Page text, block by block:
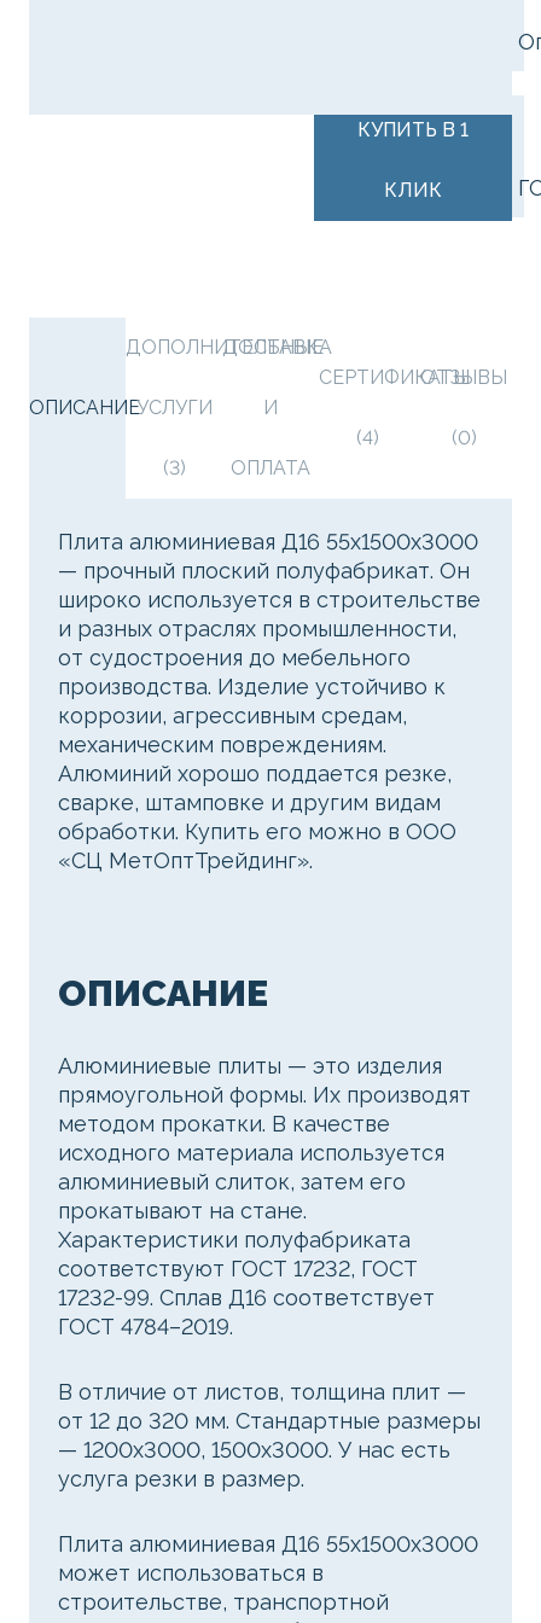
КУПИТЬ В 1
КЛИК
ОПИСАНИЕ
ДОПОЛНИТЕЛЬНЫЕ
УСЛУГИ
(3)
ДОСТАВКА
И
ОПЛАТА
СЕРТИФИКАТЫ
(4)
ОТЗЫВЫ
(0)
Плита алюминиевая Д16 55х1500х3000
— прочный плоский полуфабрикат. Он
широко используется в строительстве
и разных отраслях промышленности,
от судостроения до мебельного
производства. Изделие устойчиво к
коррозии, агрессивным средам,
механическим повреждениям.
Алюминий хорошо поддается резке,
сварке, штамповке и другим видам
обработки. Купить его можно в ООО
«СЦ МетОптТрейдинг».
ОПИСАНИЕ
Алюминиевые плиты — это изделия
прямоугольной формы. Их производят
методом прокатки. В качестве
исходного материала используется
алюминиевый слиток, затем его
прокатывают на стане.
Характеристики полуфабриката
соответствуют ГОСТ 17232, ГОСТ
17232-99. Сплав Д16 соответствует
ГОСТ 4784–2019.
В отличие от листов, толщина плит —
от 12 до 320 мм. Стандартные размеры
— 1200x3000, 1500x3000. У нас есть
услуга резки в размер.
Плита алюминиевая Д16 55х1500х3000
может использоваться в
строительстве, транспортной